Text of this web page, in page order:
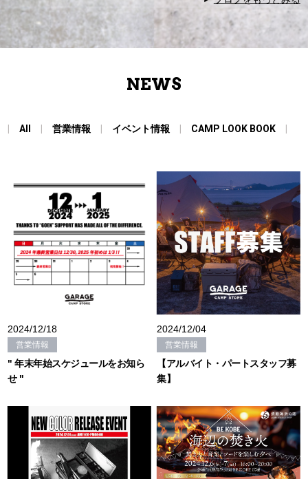
NEWS
All 営業情報 イベント情報 CAMP LOOK BOOK
2024/12/18
営業情報
" 年末年始スケジュールをお知ら
せ "
2024/12/04
営業情報
【アルバイト・パートスタッフ募
集】